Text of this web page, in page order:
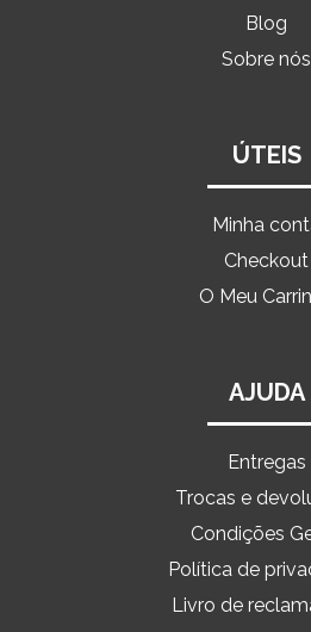
Blog
Sobre nós
ÚTEIS
Minha
Checkout
O Meu
AJUDA
Entregas
Trocas e
Condições
Política de
Livro de